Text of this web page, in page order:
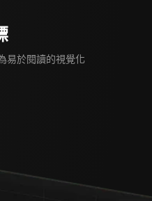
易於閱讀的視覺化